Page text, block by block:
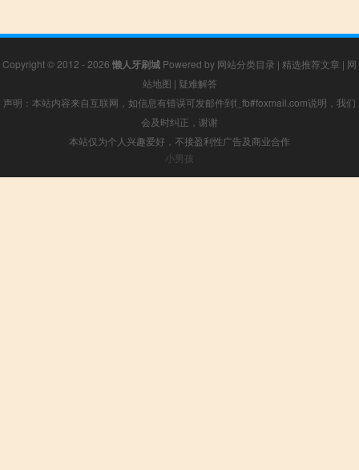
Copyright © 2012 - 2026 懒人牙刷城 Powered by 网站分类目录 | 精选推荐文章 | 网
站地图 | 疑难解答
声明：本站内容来自互联网，如信息有错误可发邮件到f_fb#foxmail.com说明，我们
会及时纠正，谢谢
本站仅为个人兴趣爱好，不接盈利性广告及商业合作
小男孩